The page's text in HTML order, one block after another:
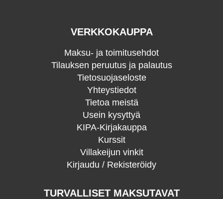
VERKKOKAUPPA
Maksu- ja toimitusehdot
Tilauksen peruutus ja palautus
Tietosuojaseloste
Yhteystiedot
Tietoa meistä
Usein kysyttyä
KIPA-Kirjakauppa
Kurssit
Villakeijun vinkit
Kirjaudu / Rekisteröidy
TURVALLISET MAKSUTAVAT